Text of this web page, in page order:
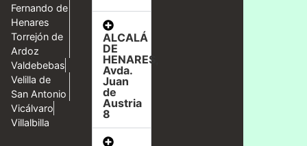
Fernando de
Henares
Torrejón de
Ardoz
Valdebebas
Velilla de
San Antonio
Vicálvaro
Villalbilla
ALCALÁ
DE
HENARES,
Avda.
Juan
de
Austria
8